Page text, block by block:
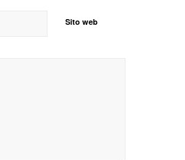
Sito web